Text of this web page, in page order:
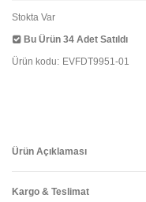
Stokta Var
Bu Ürün 34 Adet Satıldı
Ürün kodu: EVFDT9951-01
Ürün Açıklaması
Kargo & Teslimat